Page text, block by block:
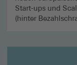
Start-ups und
(hinter